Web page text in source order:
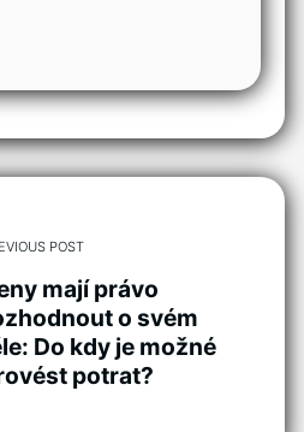
POST
mají právo
o svém
Do kdy je možné
potrat?